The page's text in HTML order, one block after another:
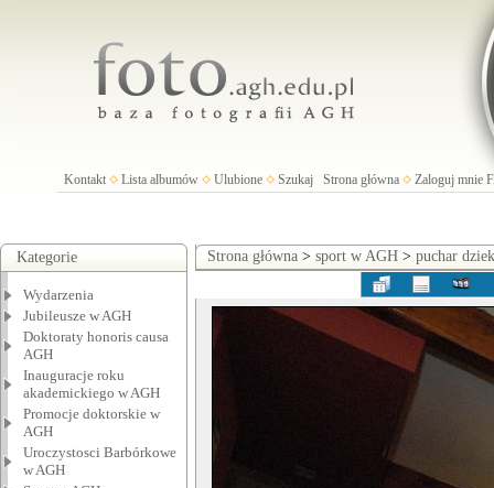
Kontakt Lista albumów Ulubione Szukaj Strona główna Zaloguj mnie
Kategorie
Wydarzenia
Jubileusze w AGH
Doktoraty honoris causa
AGH
Inauguracje roku
akademickiego w AGH
Promocje doktorskie w
AGH
Uroczystosci Barbórkowe
w AGH
Strona główna > sport w AGH > puchar